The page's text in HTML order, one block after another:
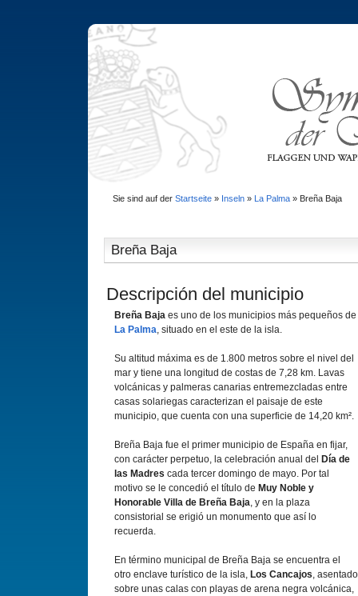
Sie sind auf der Startseite» Inseln» La Palma» Breña Baja
Breña Baja
Descripción del municipio
Breña Baja es uno de los municipios más pequeños de
La Palma, situado en el este de la isla.
Su altitud máxima es de 1.800 metros sobre el nivel del
mar y tiene una longitud de costas de 7,28 km. Lavas
volcánicas y palmeras canarias entremezcladas entre
casas solariegas caracterizan el paisaje de este
municipio, que cuenta con una superficie de 14,20 km².
Breña Baja fue el primer municipio de España en fijar,
con carácter perpetuo, la celebración anual del
Dí­a de
las Madres cada tercer domingo de mayo. Por tal
motivo se le concedió el tí­tulo de Muy Noble y
Honorable Villa de Breña Baja, y en la plaza
consistorial se erigió un monumento que así­ lo
recuerda.
En término municipal de Breña Baja se encuentra el
otro enclave turí­stico de la isla, Los Cancajos, asentado
sobre unas calas con playas de arena negra volcánica,